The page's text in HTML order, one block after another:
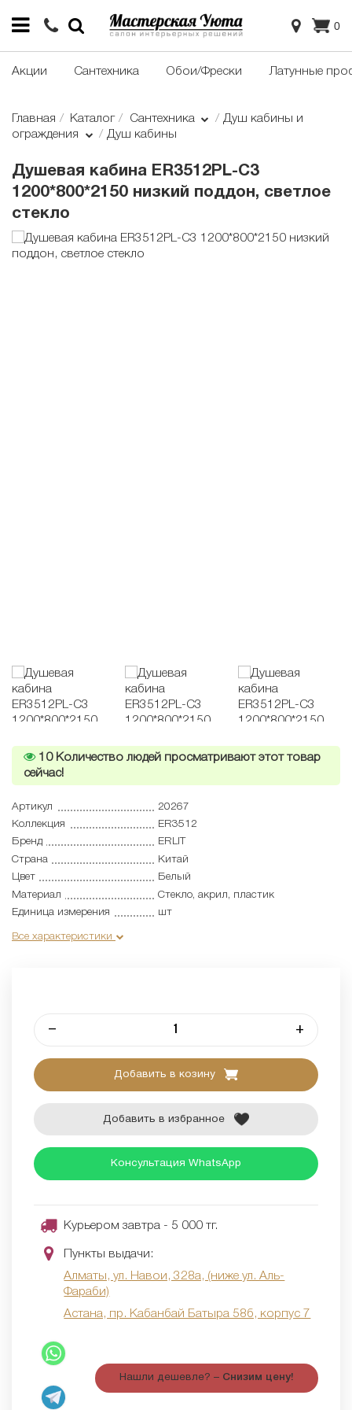
0
Акции Сантехника Обои/Фрески Латунные
Главная Каталог Сантехника
Душ кабины и
ограждения
Душ кабины
Душевая кабина ER3512PL-C3
1200*800*2150 низкий поддон, светлое
стекло
10Количество людей просматривают этот товар
сейчас!
Артикул
20267
Коллекция
ER3512
Бренд
ERLIT
Страна
Китай
Цвет
Белый
Материал
Стекло, акрил, пластик
Единица измерения
шт
Все характеристики
– +
Добавить в козину
Добавить в избранное
Консультация WhatsApp
Курьером завтра - 5 000 тг.
Пункты выдачи:
Алматы, ул. Навои, 328а, (ниже ул. Аль-
Фараби)
Астана, пр. Кабанбай Батыра 58б, корпус 7
Нашли дешевле? – Снизим цену!